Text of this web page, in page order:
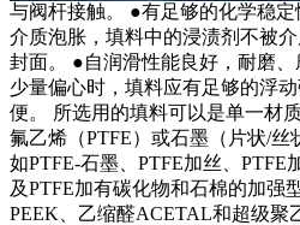
与阀杆接触。 ●有足够的化学稳
介质泡胀，填料中的浸渍剂不被
封面。 ●自润滑性能良好，耐磨
少量偏心时，填料应有足够的浮
便。 所选用的填料可以是单一材
氟乙烯（PTFE）或石墨（片状/丝
如PTFE-石墨、PTFE加丝、PTFE
及PTFE加有碳化物和石棉的加强
PEEK、乙缩醛ACETAL和超级聚